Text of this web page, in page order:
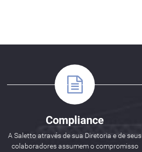
Compliance
A Saletto através de sua Diretoria e de seus
colaboradores assumem o compromisso